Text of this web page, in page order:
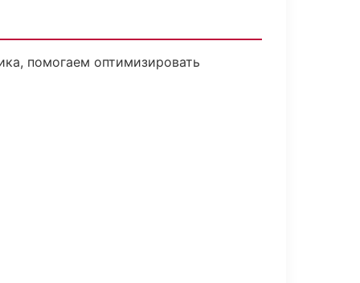
помогаем оптимизировать